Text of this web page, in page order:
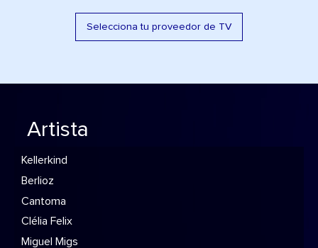
Selecciona tu proveedor de TV
Artista
Kellerkind
Berlioz
Cantoma
Clélia Felix
Miguel Migs